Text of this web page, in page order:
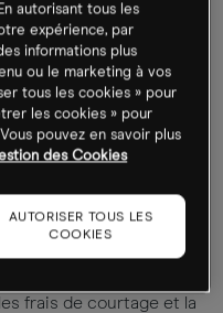
le CAC 40 n’est que
il ne peut donc
sur les fluctuations
donc reproduire
le composent ou
peut être
frais de courtage et la
autorisant tous les
expérience, par
informations plus
ou le marketing à vos
tous les cookies » pour
les cookies » pour
pouvez en savoir plus
des Cookies
AUTORISER TOUS LES
COOKIES